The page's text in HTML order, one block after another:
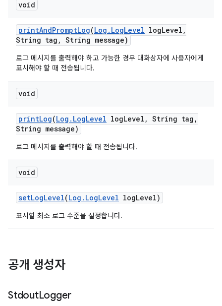
void
printAndPromptLog(Log . LogLevel logLevel ,
String tag , String message)
로그 메시지를 출력해야 하고 가능한 경우 대화상자에 사용자에게
표시해야 할 때 전송됩니다.
void
printLog(Log . LogLevel logLevel , String tag ,
String message)
로그 메시지를 출력해야 할 때 전송됩니다.
void
setLogLevel(Log . LogLevel logLevel)
표시할 최소 로그 수준을 설정합니다.
공개 생성자
StdoutLogger